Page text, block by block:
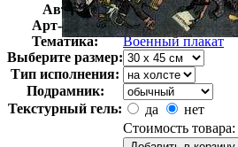
Автор:
Неизвестно
Арт-стиль
Ретро-Плакат
Тематика:
Военный плакат
Выберите размер:
Тип исполнения:
Подрамник:
Текстурный гель:
да
нет
Стоимость товара: